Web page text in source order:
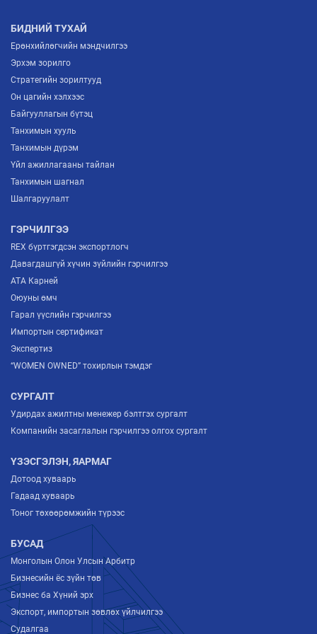
БИДНИЙ ТУХАЙ
Ерөнхийлөгчийн мэндчилгээ
Эрхэм зорилго
Стратегийн зорилтууд
Он цагийн хэлхээс
Байгууллагын бүтэц
Танхимын хууль
Танхимын дүрэм
Үйл ажиллагааны тайлан
Танхимын шагнал
Шалгаруулалт
ГЭРЧИЛГЭЭ
REX бүртгэгдсэн экспортлогч
Давагдашгүй хүчин зүйлийн гэрчилгээ
ATA Карней
Оюуны өмч
Гарал үүслийн гэрчилгээ
Импортын сертификат
Экспертиз
“WOMEN OWNED” тохирлын тэмдэг
СУРГАЛТ
Удирдах ажилтны менежер бэлтгэх сургалт
Компанийн засаглалын гэрчилгээ олгох сургалт
ҮЗЭСГЭЛЭН, ЯАРМАГ
Дотоод хуваарь
Гадаад хуваарь
Тоног төхөөрөмжийн түрээс
БУСАД
Монголын Олон Улсын Арбитр
Бизнесийн ёс зүйн төв
Бизнес ба Хүний эрх
Экспорт, импортын зөвлөх үйлчилгээ
Судалгаа